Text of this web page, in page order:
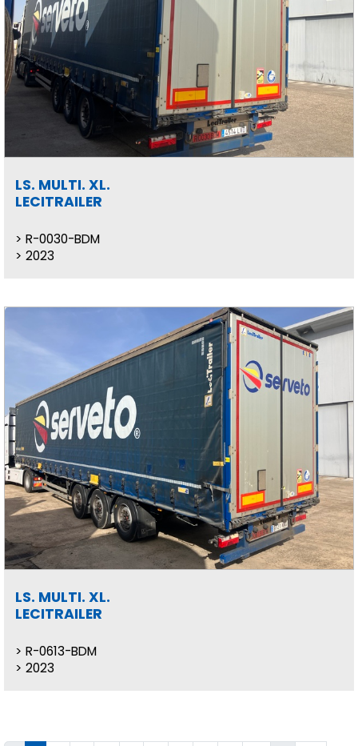
LS. MULTI. XL.
LECITRAILER
R-0030-BDM
2023
LS. MULTI. XL.
LECITRAILER
R-0613-BDM
2023